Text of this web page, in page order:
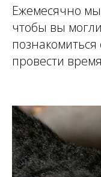
Ежемесячно
чтобы вы
провести время